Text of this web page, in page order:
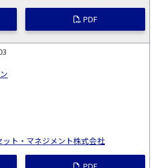
PDF
ット・マネジメント株式会社